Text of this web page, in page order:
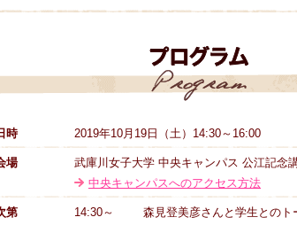
時 2019年10月19日（土）14:30～16:00
場
武庫川女子大学 中央キャンパス 公江記念
中央キャンパスへのアクセス方法
第 14:30～
森見登美彦さんと学生とのト